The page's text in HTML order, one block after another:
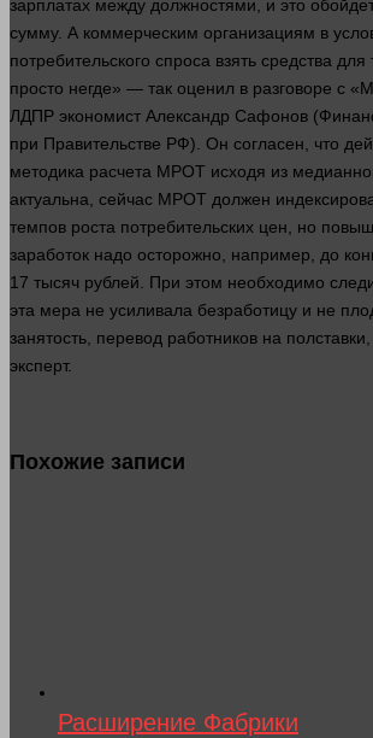
зарплатах между должностями, и это
сумму. А коммерческим организациям в
потребительского спроса взять средства для
просто негде» — так оценил в разговоре с
ЛДПР экономист Александр Сафонов
при Правительстве РФ). Он согласен, что
методика расчета МРОТ исходя из
актуальна, сейчас МРОТ должен
темпов роста потребительских цен, но
заработок надо осторожно, например , до
17 тысяч рублей . При этом необходимо
эта мера не усиливала безработицу и не
занятость, перевод работников на
эксперт.
Похожие записи
Расширение Фабрики